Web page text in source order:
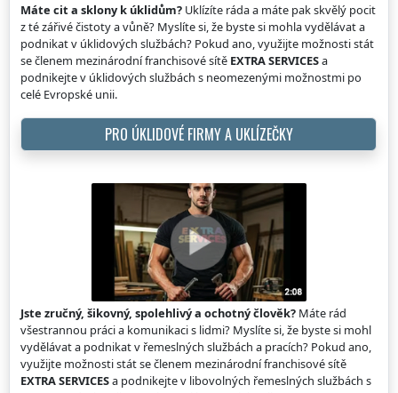
Máte cit a sklony k úklidům? Uklízíte ráda a máte pak skvělý pocit
z té zářivé čistoty a vůně? Myslíte si, že byste si mohla vydělávat a
podnikat v úklidových službách? Pokud ano, využijte možnosti stát
se členem mezinárodní franchisové sítě EXTRA SERVICESa
podnikejte v úklidových službách s neomezenými možnostmi po
celé Evropské unii.
PRO ÚKLIDOVÉ FIRMY A UKLÍZEČKY
Jste zručný, šikovný, spolehlivý a ochotný člověk? Máte rád
všestrannou práci a komunikaci s lidmi? Myslíte si, že byste si mohl
vydělávat a podnikat v řemeslných službách a pracích? Pokud ano,
využijte možnosti stát se členem mezinárodní franchisové sítě
EXTRA SERVICESa podnikejte v libovolných řemeslných službách s